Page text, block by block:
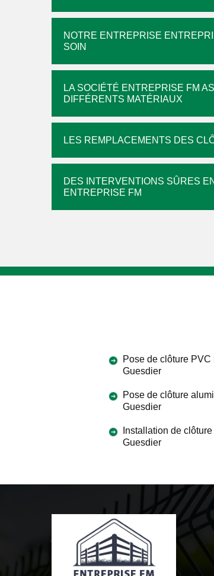
NOTRE ENTREPRISE
SOIN
LA SOCIÉTÉ ENTREPRISE FM
DIFFÉRENTS MATÉRIAUX
LES REMPLACEMENTS DES
DES INTERVENTIONS SÛRES
ENTREPRISE FM
Pose de clôture PVC
Guesdier
Pose de clôture
Guesdier
Installation de
Guesdier